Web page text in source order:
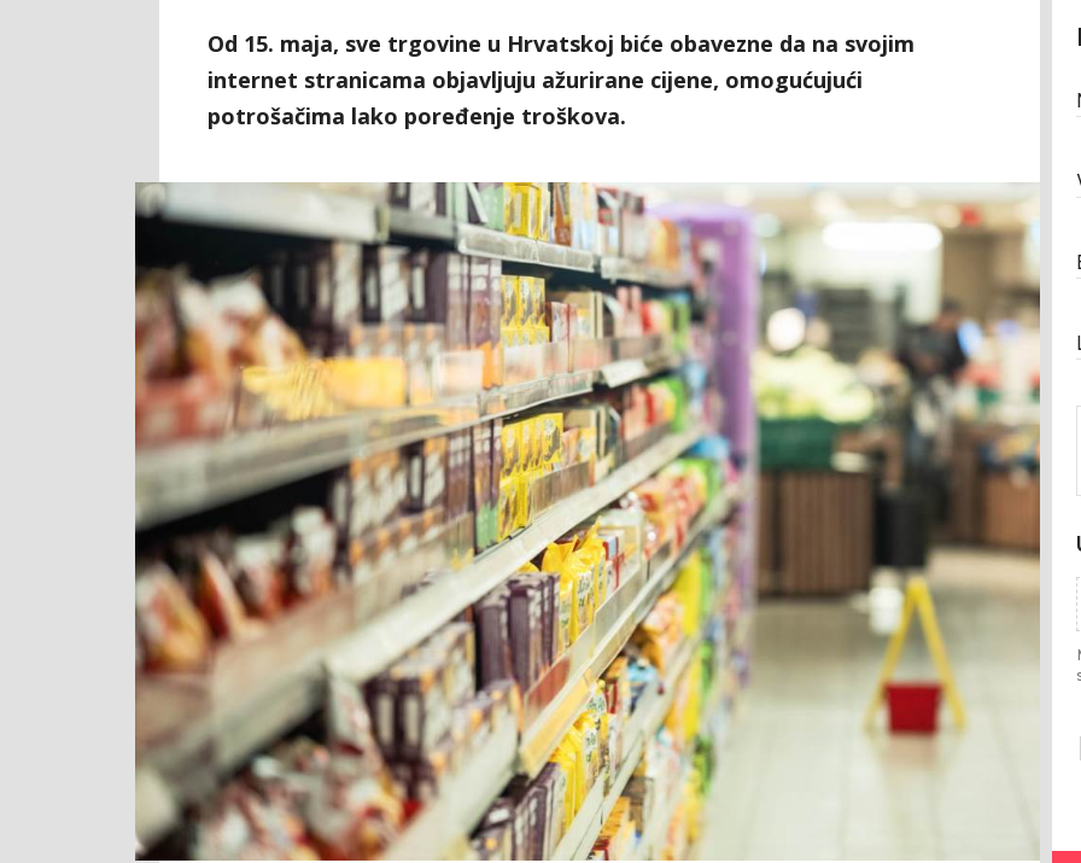
Od 15. maja, sve trgovine u Hrvatskoj biće obavezne da na svojim
internet stranicama objavljuju ažurirane cijene, omogućujući
potrošačima lako poređenje troškova.